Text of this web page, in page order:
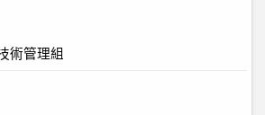
術管理組